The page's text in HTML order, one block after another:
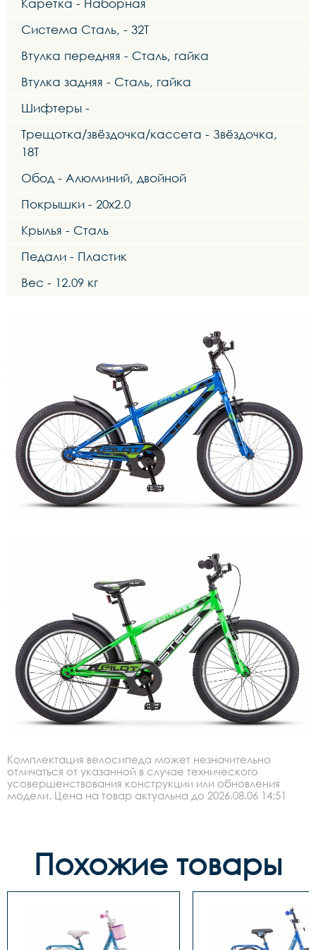
Каретка - Наборная
Система Сталь, - 32Т
Втулка передняя - Сталь, гайка
Втулка задняя - Сталь, гайка
Шифтеры -
Трещотка/звёздочка/кассета - Звёздочка,
18Т
Обод - Алюминий, двойной
Покрышки - 20x2.0
Крылья - Сталь
Педали - Пластик
Вес - 12.09 кг
Комплектация велосипеда может незначительно
отличаться от указанной в случае технического
усовершенствования конструкции или обновления
модели. Цена на товар актуальна до 2026.08.06 14:51
Похожие товары